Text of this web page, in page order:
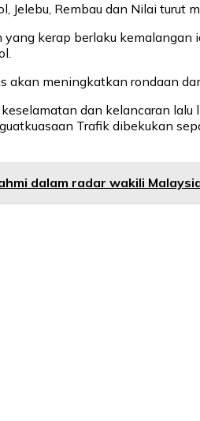
Jelebu, Rembau dan Nilai
kerap berlaku kemalangan
akan meningkatkan rondaan
dan kelancaran
Trafik dibekukan
dalam radar wakili